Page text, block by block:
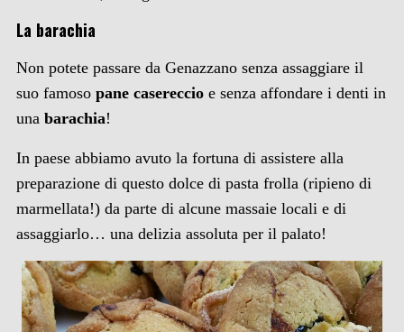
La barachia
Non potete passare da Genazzano senza assaggiare il
suo famoso pane casereccioe senza affondare i denti in
una barachia!
In paese abbiamo avuto la fortuna di assistere alla
preparazione di questo dolce di pasta frolla (ripieno di
marmellata!) da parte di alcune massaie locali e di
assaggiarlo… una delizia assoluta per il palato!